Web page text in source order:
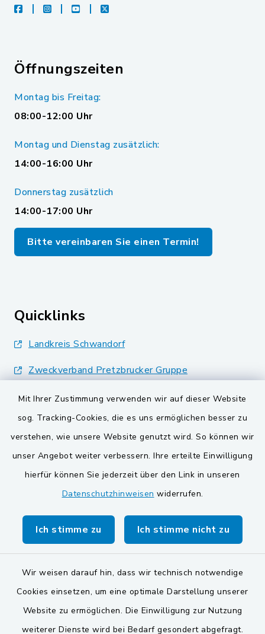
Mit Ihrer Zustimmung verwenden wir auf dieser Website
sog. Tracking-Cookies, die es uns ermöglichen besser zu
verstehen, wie unsere Website genutzt wird. So können wir
unser Angebot weiter verbessern. Ihre erteilte Einwilligung
hierfür können Sie jederzeit über den Link in unseren
Datenschutzhinweisen widerrufen.
Ich stimme zu Ich stimme nicht zu
Wir weisen darauf hin, dass wir technisch notwendige
Cookies einsetzen, um eine optimale Darstellung unserer
Website zu ermöglichen. Die Einwilligung zur Nutzung
weiterer Dienste wird bei Bedarf gesondert abgefragt.
facebookinstagramyoutubeX
Öffnungszeiten
Montag bis Freitag:
08:00-12:00 Uhr
Montag und Dienstag zusätzlich:
14:00-16:00 Uhr
Donnerstag zusätzlich
14:00-17:00 Uhr
Bitte vereinbaren Sie einen Termin!
Quicklinks
Landkreis Schwandorf
Zweckverband Pretzbrucker Gruppe
BayernPortal
Gemeinden der
Verwaltungsgemeinschaft
Gemeinde Schwarzach bei Nabburg
Markt Schwarzenfeld
Gemeinde Stulln